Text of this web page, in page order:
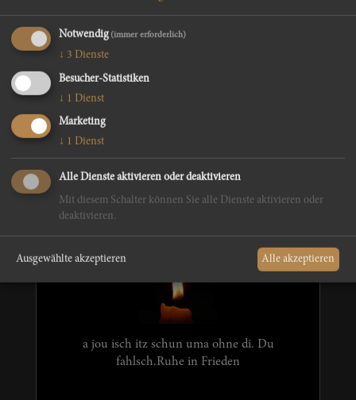
a jou isch itz schun uma ohne di. Du
fahlsch.Ruhe in Frieden
Notwendig (immer erforderlich)
↓ 3 Dienste
Besucher-Statistiken
↓ 1 Dienst
Marketing
↓ 1 Dienst
Alle Dienste aktivieren oder deaktivieren
Mit diesem Schalter können Sie alle Dienste aktivieren oder
deaktivieren.
Ausgewählte akzeptieren Alle akzeptieren